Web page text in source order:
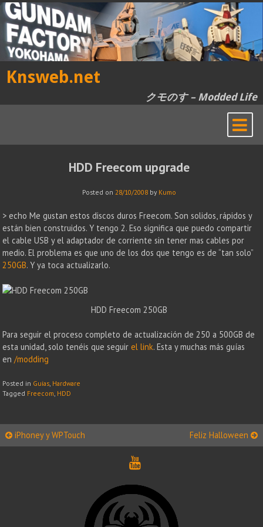
Skip
to
content
Knsweb.net
クモのす – Modded Life
HDD Freecom upgrade
Posted on 28/10/2008by Kumo
> echo Me gustan estos discos duros Freecom. Son solidos, rápidos y
están bien construidos. Y tengo 2. Eso significa que puedo compartir
el cable USB y el adaptador de corriente sin tener mas cables por
medio. El problema es que uno de los dos que tengo es de “tan solo”
250GB. Y ya toca actualizarlo.
HDD Freecom 250GB
Para seguir el proceso completo de actualización de 250 a 500GB de
esta unidad, solo tenéis que seguirel link. Esta y muchas más guías
en/modding
Posted in Guías Hardware
Tagged Freecom HDD
Post
iPhoney y WPTouch Feliz Halloween